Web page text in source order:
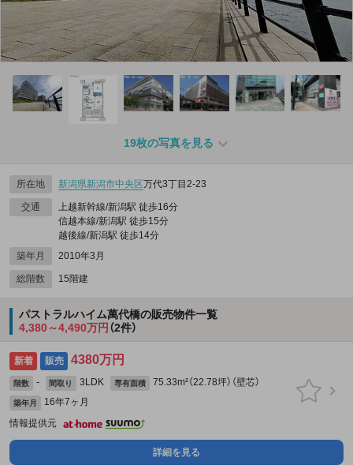
19枚の写真を見る
所在地 新潟県新潟市中央区万代3丁目2-23
交通
上越新幹線/新潟駅 徒歩16分
信越本線/新潟駅 徒歩15分
越後線/新潟駅 徒歩14分
築年月
2010年3月
総階数 15階建
パストラルハイム萬代橋の販売物件一覧
4,380～4,490万円 （2件）
新着 販売 4380万円
階数 - 間取り 3LDK 専有面積 75.33m²（22.78坪）（壁芯）
築年月
16年7ヶ月
情報提供元
詳細を見る